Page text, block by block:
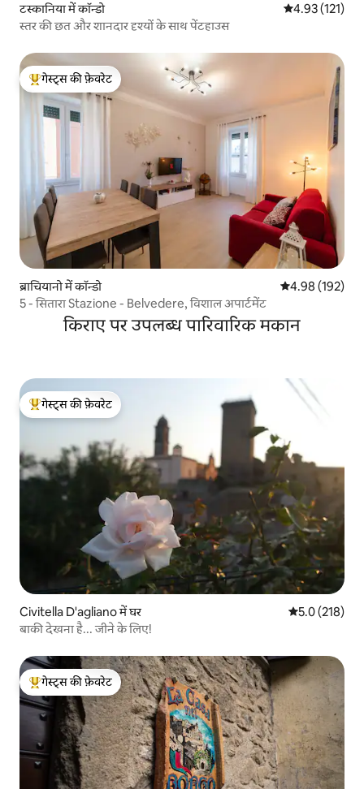
टस्कानिया में कॉन्डो औसत रेटिंग 5 में से
4.93 (121)
स्तर की छत और शानदार दृश्यों के साथ पेंटहाउस
गेस्ट्स का टॉप फ़ेवरेट
गेस्ट्स की फ़ेवरेट
ब्राचियानो में कॉन्डो औसत रेटिंग 5 में से
4.98 (192)
5 - सितारा Stazione - Belvedere, विशाल अपार्टमेंट
किराए पर उपलब्ध पारिवारिक मकान
गेस्ट्स का टॉप फ़ेवरेट
गेस्ट्स की फ़ेवरेट
Civitella D'agliano में घर औसत रेटिंग 5 में
5.0 (218)
बाकी देखना है... जीने के लिए!
गेस्ट्स का टॉप फ़ेवरेट
गेस्ट्स की फ़ेवरेट